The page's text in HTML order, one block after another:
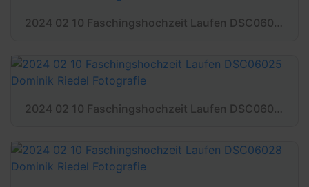
2024 02 10 Faschingshochzeit Laufen DSC06017 Dominik Riedel Fotografie
2024 02 10 Faschingshochzeit Laufen DSC06025 Dominik Riedel Fotografie